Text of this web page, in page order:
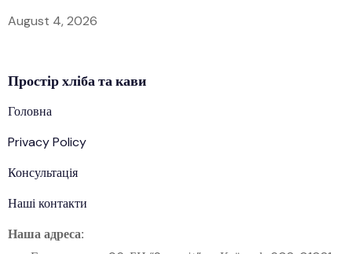
August 4, 2026
Простірхлібата кави
Головна
Privacy Policy
Консультація
Наші контакти
Наша адреса: